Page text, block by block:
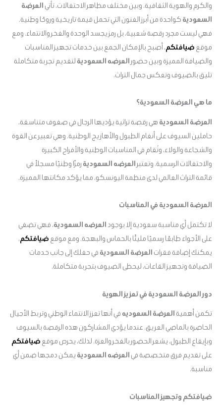
والكرم والهوية الثقافية. وبين مختلف مظاهر الاحتفالات، تأتي العرضة
السعودية كواحدة من أبرز الفنون التي تحمل قيمة تاريخية وروحًا وطنية.
فهي ليست مجرد رقصة شعبية، بل رمز يجسد الوحدة والفخر والانتماء. ومع
موقع ضيافتكم، أصبح بالإمكان الجمع بين خدمات تجهيز المناسبات
والضيافة المميزة وبين حضور العرضه السعودية لتقديم تجربة متكاملة
تليق بالضيوف وتعكس جمال التراث.
ما هي العرضة السعودية؟
العرضة السعودية هي رقصة تراثية يؤديها الرجال في صفوف متناسقة،
حاملين السيوف على أنغام الطبول والأهازيج الوطنية. وهي تعبير عن القوة
والشجاعة والولاء، وتُقام في المناسبات الوطنية والأفراح الكبيرة
والاحتفالات الرسمية. وتعتبر العرضه السعودية رمزًا وطنيًا مسجلاً في
قائمة التراث العالمي لدى منظمة اليونسكو، مما يؤكد مكانتها المميزة.
العرضة السعودية في المناسبات
لا تكتمل أي مناسبة سعودية إلا بوجود العرضه السعودية، فهي تضفي
على الأجواء طابعًا رسميًا مليئًا بالحماس والبهجة. ومع موقع ضيافتكم،
يمكنك إضافة فقرات العرضة السعودية في حفلك إلى جانب خدمات
الضيافة وتجهيز القاعات، ليحظى الضيوف بتجربة متكاملة.
دور العرضة السعودية في تعزيز الهوية
تكمن أهمية العرضة السعوديه في أنها تعزز الانتماء الوطني وتربط الأجيال
الحاضرة بالماضي العريق. عندما يؤدي المشاركون هذه الرقصة بالسيوف
وبإيقاع الطبول، يشعر الحضور بالفخر والعزة. لذلك، يحرص موقع ضيافتكم
على تقديم فرق متخصصة في العرضه السعودية يمكن دمجها ضمن أي
مناسبة.
ضيافتكم وتجهيز المناسبات